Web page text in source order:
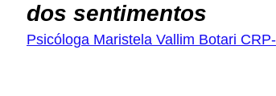
dos sentimentos
Psicóloga Maristela Vallim Botari